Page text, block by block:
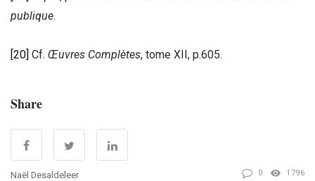
publique.
[20] Cf. Œuvres Complètes, tome XII, p.605.
Share
Naël Desaldeleer 0 1796